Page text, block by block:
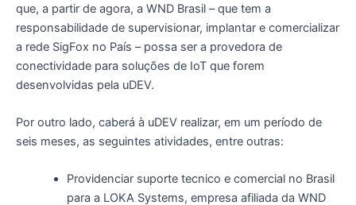
que, a partir de agora, a WND Brasil – que tem a
responsabilidade de supervisionar, implantar e comercializar
a rede SigFox no País – possa ser a provedora de
conectividade para soluções de IoT que forem
desenvolvidas pela uDEV.
Por outro lado, caberá à uDEV realizar, em um período de
seis meses, as seguintes atividades, entre outras:
Providenciar suporte tecnico e comercial no Brasil
para a LOKA Systems, empresa afiliada da WND